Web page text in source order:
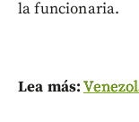
la funcionaria.
Lea más: